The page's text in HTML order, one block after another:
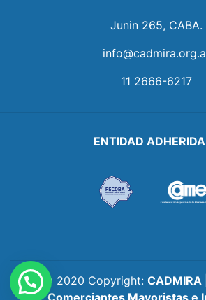
Junin 265, CABA.
11 2666-6217
ENTIDAD
© 2020 Copyright: CADMIRA